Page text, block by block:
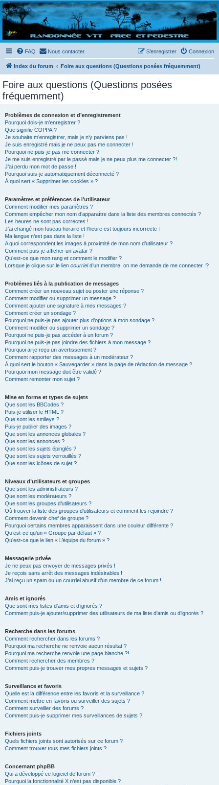
Randovttfree.fr
Bienvenue sur le site des randos vtt et pédestre de Bretagne . Bonne navigation sur le site
et bonnes randos dans l'Ouest !
FAQ Nous contacter Connexion
S’enregistrer
Index du forum Foire aux questions (Questions posées fréquemment)
Foire aux questions (Questions posées
fréquemment)
Problèmes de connexion et d’enregistrement
Pourquoi dois-je m’enregistrer ?
Que signifie COPPA ?
Je souhaite m’enregistrer, mais je n’y parviens pas !
Je suis enregistré mais je ne peux pas me connecter !
Pourquoi ne puis-je pas me connecter ?
Je me suis enregistré par le passé mais je ne peux plus me connecter ?!
J’ai perdu mon mot de passe !
Pourquoi suis-je automatiquement déconnecté ?
À quoi sert « Supprimer les cookies » ?
Paramètres et préférences de l’utilisateur
Comment modifier mes paramètres ?
Comment empêcher mon nom d’apparaître dans la liste des membres connectés ?
Les heures ne sont pas correctes !
J’ai changé mon fuseau horaire et l’heure est toujours incorrecte !
Ma langue n’est pas dans la liste !
A quoi correspondent les images à proximité de mon nom d’utilisateur ?
Comment puis-je afficher un avatar ?
Qu’est-ce que mon rang et comment le modifier ?
Lorsque je clique sur le lien courrield’un membre, on me demande de me connecter !?
Problèmes liés à la publication de messages
Comment créer un nouveau sujet ou poster une réponse ?
Comment modifier ou supprimer un message ?
Comment ajouter une signature à mes messages ?
Comment créer un sondage ?
Pourquoi ne puis-je pas ajouter plus d’options à mon sondage ?
Comment modifier ou supprimer un sondage ?
Pourquoi ne puis-je pas accéder à un forum ?
Pourquoi ne puis-je pas joindre des fichiers à mon message ?
Pourquoi ai-je reçu un avertissement ?
Comment rapporter des messages à un modérateur ?
À quoi sert le bouton « Sauvegarder » dans la page de rédaction de message ?
Pourquoi mon message doit être validé ?
Comment remonter mon sujet ?
Mise en forme et types de sujets
Que sont les BBCodes ?
Puis-je utiliser le HTML ?
Que sont les smileys ?
Puis-je publier des images ?
Que sont les annonces globales ?
Que sont les annonces ?
Que sont les sujets épinglés ?
Que sont les sujets verrouillés ?
Que sont les icônes de sujet ?
Niveaux d’utilisateurs et groupes
Que sont les administrateurs ?
Que sont les modérateurs ?
Que sont les groupes d’utilisateurs ?
Où trouver la liste des groupes d’utilisateurs et comment les rejoindre ?
Comment devenir chef de groupe ?
Pourquoi certains membres apparaissent dans une couleur différente ?
Qu’est-ce qu’un « Groupe par défaut » ?
Qu’est-ce que le lien « L’équipe du forum » ?
Messagerie privée
Je ne peux pas envoyer de messages privés !
Je reçois sans arrêt des messages indésirables !
J’ai reçu un spam ou un courriel abusif d’un membre de ce forum !
Amis et ignorés
Que sont mes listes d’amis et d’ignorés ?
Comment puis-je ajouter/supprimer des utilisateurs de ma liste d’amis ou d’ignorés ?
Recherche dans les forums
Comment rechercher dans les forums ?
Pourquoi ma recherche ne renvoie aucun résultat ?
Pourquoi ma recherche renvoie une page blanche ?!
Comment rechercher des membres ?
Comment puis-je trouver mes propres messages et sujets ?
Surveillance et favoris
Quelle est la différence entre les favoris et la surveillance ?
Comment mettre en favoris ou surveiller des sujets ?
Comment surveiller des forums ?
Comment puis-je supprimer mes surveillances de sujets ?
Fichiers joints
Quels fichiers joints sont autorisés sur ce forum ?
Comment trouver tous mes fichiers joints ?
Concernant phpBB
Qui a développé ce logiciel de forum ?
Pourquoi la fonctionnalité X n’est pas disponible ?